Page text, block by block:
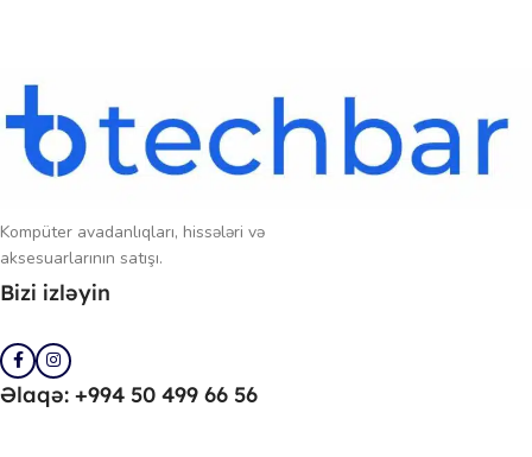
Kompüter avadanlıqları, hissələri və
aksesuarlarının satışı.
Bizi izləyin
Əlaqə: +994 50 499 66 56